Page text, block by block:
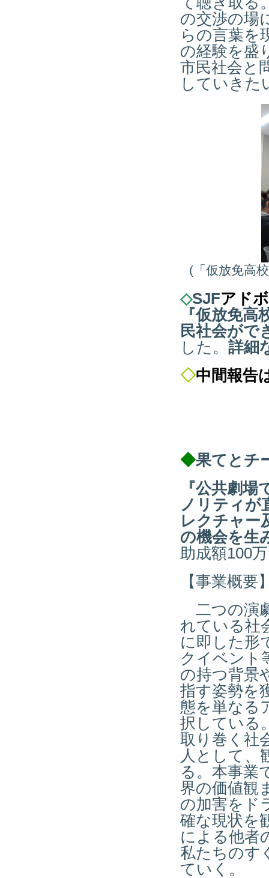
の交渉の場
らの言葉を
の経験を盛
市民社会と
していきた
(「仮放免高
◇SJFアド
『仮放免
民社会がで
した 。 詳細
◇中間報告
◆果てとチ
『公共劇
ノリティが
レクチャー
の機会を生
助成額100
【事業概要
二つの演
れている社
に即した形
クイベント
の持つ背景
指す姿勢を
態を単なる
択している
取り巻く社
人として、
る。本事業
界の価値観
の加害をド
確な現状を
による他者
私たちのす
ていく。